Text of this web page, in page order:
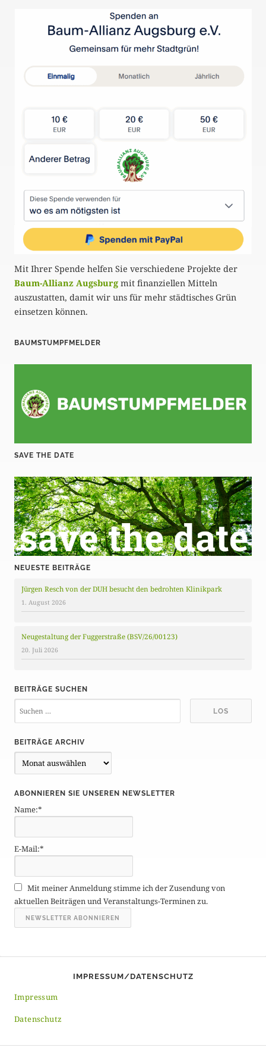
Mit Ihrer Spende helfen Sie verschiedene Projekte der
Baum-Allianz Augsburg mit finanziellen Mitteln
auszustatten, damit wir uns für mehr städtisches Grün
einsetzen können.
BAUMSTUMPFMELDER
SAVE THE DATE
NEUESTE BEITRÄGE
Jürgen Resch von der DUH besucht den bedrohten Klinikpark
1. August 2026
Neugestaltung der Fuggerstraße (BSV/26/00123)
20. Juli 2026
BEITRÄGE SUCHEN
BEITRÄGE ARCHIV
e
t
r
g
e
r
c
h
v
ABONNIEREN SIE UNSEREN NEWSLETTER
Name:*
E-Mail:*
Mit meiner Anmeldung stimme ich der Zusendung von
aktuellen Beiträgen und Veranstaltungs-Terminen zu.
IMPRESSUM/DATENSCHUTZ
Impressum
Datenschutz